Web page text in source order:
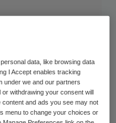
van
worden
wordt
drie centra.
data, like browsing data
I Accept enables tracking
under we and our partners
withdrawing your consent will
and ads you see may not
menu to change your choices or